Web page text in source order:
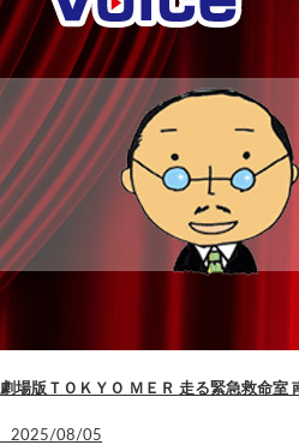
劇場版ＴＯＫＹＯ ＭＥＲ 走る緊急救命室
2025/08/05